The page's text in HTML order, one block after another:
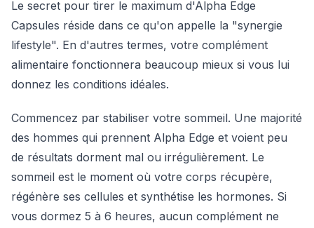
Le secret pour tirer le maximum d'Alpha Edge
Capsules réside dans ce qu'on appelle la "synergie
lifestyle". En d'autres termes, votre complément
alimentaire fonctionnera beaucoup mieux si vous lui
donnez les conditions idéales.
Commencez par stabiliser votre sommeil. Une majorité
des hommes qui prennent Alpha Edge et voient peu
de résultats dorment mal ou irrégulièrement. Le
sommeil est le moment où votre corps récupère,
régénère ses cellules et synthétise les hormones. Si
vous dormez 5 à 6 heures, aucun complément ne